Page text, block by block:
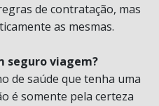
de contratação, mas
as mesmas.
seguro viagem?
de saúde que tenha uma
é somente pela certeza